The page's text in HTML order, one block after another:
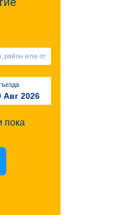
Авг 2026
пока